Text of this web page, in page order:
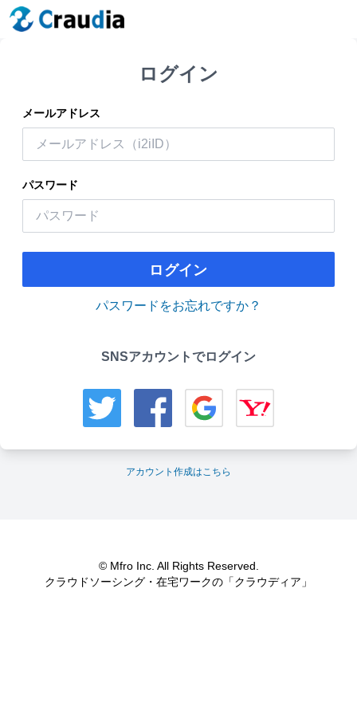
ログイン
メールアドレス
パスワード
ログイン
パスワードをお忘れですか？
SNSアカウントでログイン
アカウント作成はこちら
© Mfro Inc. All Rights Reserved.
クラウドソーシング・在宅ワークの「クラウディア」